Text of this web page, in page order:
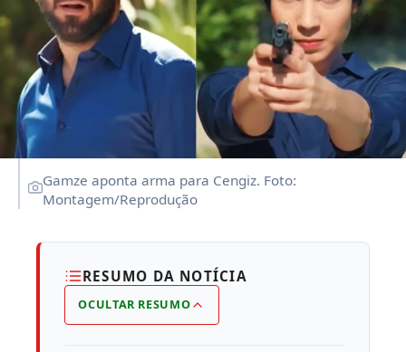
Gamze aponta arma para Cengiz. Foto:
Montagem/Reprodução
RESUMO DA NOTÍCIA
OCULTAR RESUMO